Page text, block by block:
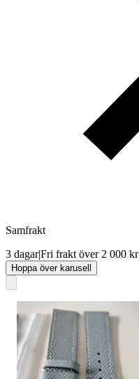
Samfrakt
3 dagar|Fri frakt över 2 000 kr
Hoppa över karusell